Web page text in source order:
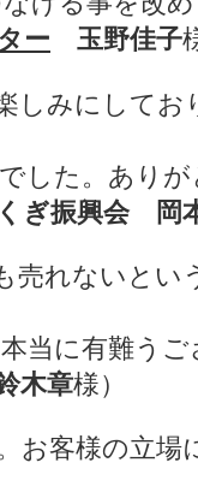
ー 玉野佳子
しみにしてお
した。あり
ぎ振興会 岡
売れないとい
当に有難う
木章様）
お客様の立場